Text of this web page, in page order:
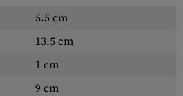
5.5 cm
13.5 cm
1 cm
9 cm